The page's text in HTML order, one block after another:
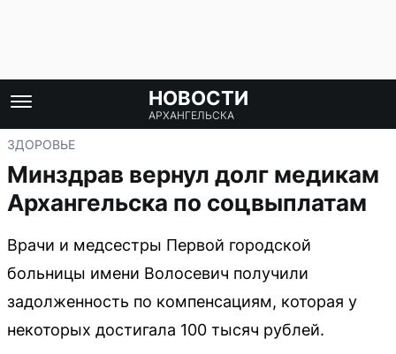
НОВОСТИ
АРХАНГЕЛЬСКА
ЗДОРОВЬЕ
Минздрав вернул долг медикам
Архангельска по соцвыплатам
Врачи и медсестры Первой городской
больницы имени Волосевич получили
задолженность по компенсациям, которая у
некоторых достигала 100 тысяч рублей.